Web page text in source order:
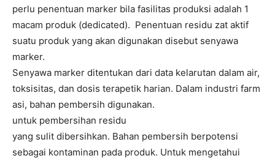
perlu penentuan marker bila fasilitas produksi adalah 1
macam produk (dedicated). Penentuan residu zat aktif
suatu produk yang akan digunakan disebut senyawa
marker.
Senyawa marker ditentukan dari data kelarutan dalam air,
toksisitas, dan dosis terapetik harian. Dalam industri farm
asi, bahan pembersih digunakan.
untuk pembersihan residu
yang sulit dibersihkan. Bahan pembersih berpotensi
sebagai kontaminan pada produk. Untuk mengetahui